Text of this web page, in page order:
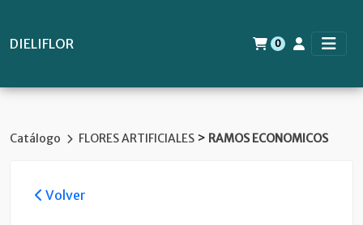
DIELIFLOR 0
Catálogo FLORES ARTIFICIALES > RAMOS ECONOMICOS
Volver